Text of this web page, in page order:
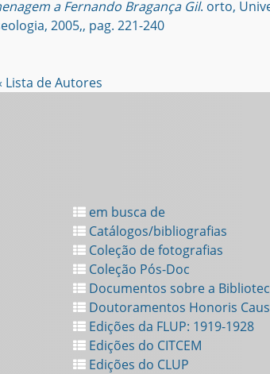
a Fernando Bragança Gil. orto,
2005,, pag. 221-240
Lista de Autores
em busca de
Catálogos/bibliografias
Coleção de fotografias
Coleção Pós-Doc
Documentos sobre a
Doutoramentos Honoris
Edições da FLUP: 1919-1928
Edições do CITCEM
Edições do CLUP